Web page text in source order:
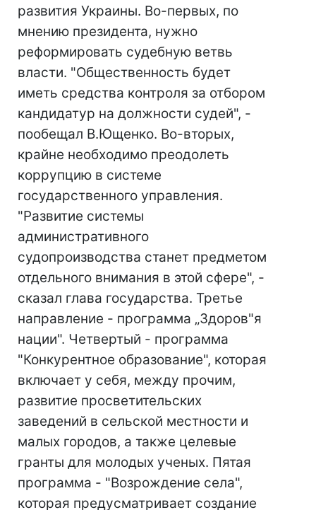
развития Украины. Во-первых, по
мнению президента, нужно
реформировать судебную ветвь
власти. "Общественность будет
иметь средства контроля за отбором
кандидатур на должности судей", -
пообещал В.Ющенко. Во-вторых,
крайне необходимо преодолеть
коррупцию в системе
государственного управления.
"Развитие системы
административного
судопроизводства станет предметом
отдельного внимания в этой сфере", -
сказал глава государства. Третье
направление - программа „Здоров"я
нации". Четвертый - программа
"Конкурентное образование", которая
включает у себя, между прочим,
развитие просветительских
заведений в сельской местности и
малых городов, а также целевые
гранты для молодых ученых. Пятая
программа - "Возрождение села",
которая предусматривает создание